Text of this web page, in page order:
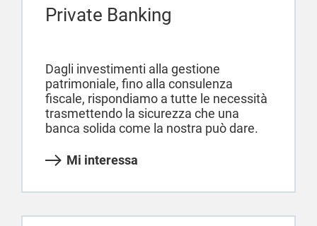
Private Banking
Dagli investimenti alla gestione
patrimoniale, fino alla consulenza
fiscale, rispondiamo a tutte le necessità
trasmettendo la sicurezza che una
banca solida come la nostra può dare.
Mi interessa